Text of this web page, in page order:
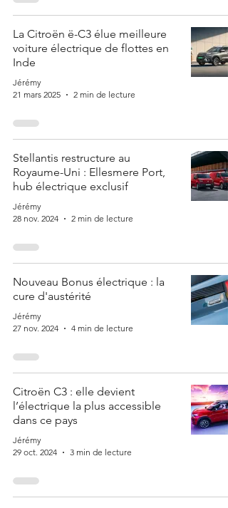
La Citroën ë-C3 élue meilleure
voiture électrique de flottes en
Inde
Jérémy
21 mars 2025
2 min de lecture
Stellantis restructure au
Royaume-Uni : Ellesmere Port,
hub électrique exclusif
Jérémy
28 nov. 2024
2 min de lecture
Nouveau Bonus électrique : la
cure d'austérité
Jérémy
27 nov. 2024
4 min de lecture
Citroën C3 : elle devient
l’électrique la plus accessible
dans ce pays
Jérémy
29 oct. 2024
3 min de lecture